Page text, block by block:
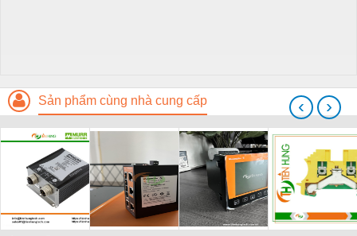
Sản phẩm cùng nhà cung cấp ‹ ›